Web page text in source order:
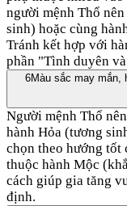
người mệnh Thổ
sinh) hoặc cùng
Tránh kết hợp với
phần "Tình duyên
6Màu sắc may mắn,
Người mệnh Thổ
hành Hỏa (tương
chọn theo hướng tốt
thuộc hành Mộc
cách giúp gia tăng
định.